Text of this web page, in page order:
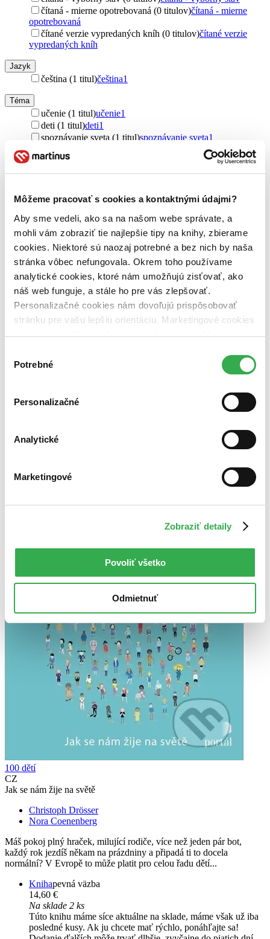
Môžeme pracovať s cookies a kontaktnými údajmi?
Aby sme vedeli, ako sa na našom webe správate, a
mohli vám zobraziť tie najlepšie tipy na knihy, zbierame
cookies. Niektoré sú naozaj potrebné a bez nich by naša
stránka vôbec nefungovala. Okrem toho používame
analytické cookies, ktoré nám umožňujú zisťovať, ako
náš web funguje, a stále ho pre vás zlepšovať.
Personalizačné cookies nám dovoľujú prispôsobovať
stránku pre vašu lepšiu orientáciu. Marketingové cookies
nám zas umožňujú zobrazenie relevantnej reklamy.
nám pomohlo, keby sme mohli používať všetky tieto
súhlasu
Potrebné
Personalizačné
Analytické
Marketingové
Zobraziť detaily
Povoliť všetko
Odmietnuť
čítaná - mierne opotrebovaná (0 titulov)čítaná - mierne
opotrebovaná
čítané verzie vypredaných kníh (0 titulov)čítané verzie
vypredaných kníh
Jazyk
čeština (1 titul)čeština1
Téma
učenie (1 titul)učenie1
deti (1 titul)deti1
spoznávanie sveta (1 titul)spoznávanie sveta1
Pre koho
pre deti (1 titul)pre deti1
Vydavateľstvo
Portál (1 titul)
Väzba
pevná väzba
Zúžiť výber
Zoradiť
Novinky
Najvyššia zľava
Zrušiť filtre
100 dětí
CZ
Jak se nám žije na světě
Christoph Drösser
Nora Coenenberg
Máš pokoj plný hraček, milující rodiče, více než jeden pár bot,
každý rok jezdíš někam na prázdniny a připadá ti to docela
normální? V Evropě to může platit pro celou řadu dětí...
Knihapevná väzba
14,60 €
Na sklade 2 ks
Túto knihu máme síce aktuálne na sklade, máme však už iba
posledné kusy. Ak ju chcete mať rýchlo, ponáhľajte sa!